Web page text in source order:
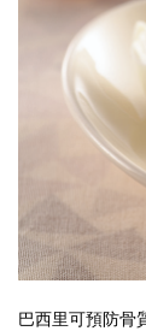
巴西里可預防骨